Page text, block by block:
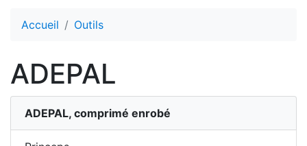
Accueil Outils
ADEPAL
ADEPAL, comprimé enrobé